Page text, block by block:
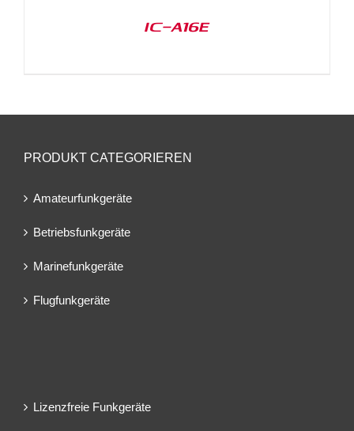
IC-A16E
PRODUKT CATEGORIEREN
Amateurfunkgeräte
Betriebsfunkgeräte
Marinefunkgeräte
Flugfunkgeräte
Lizenzfreie Funkgeräte